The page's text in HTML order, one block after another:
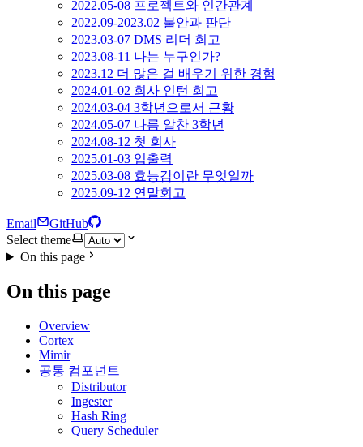
2022.05-08 프로젝트와 인간관계
2022.09-2023.02 불안과 판단
2023.03-07 DMS 리더 회고
2023.08-11 나는 누구인가?
2023.12 더 많은 걸 배우기 위한 경험
2024.01-02 회사 인턴 회고
2024.03-04 3학년으로서 근황
2024.05-07 나름 알찬 3학년
2024.08-12 첫 회사
2025.01-03 입출력
2025.03-08 효능감이란 무엇일까
2025.09-12 연말회고
Email
GitHub
Select theme
On this page
On this page
Overview
Cortex
Mimir
공통 컴포넌트
Distributor
Ingester
Hash Ring
Query Scheduler